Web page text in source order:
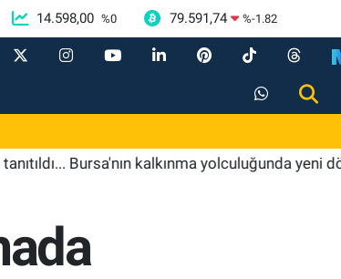
14.598,00 %0 79.591,74 %-1.82
Bursa'nın kalkınma yolculuğunda yeni dönem